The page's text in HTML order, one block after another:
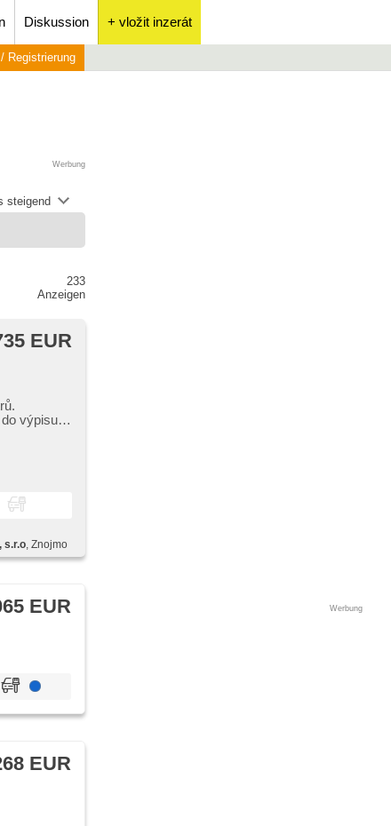
Diskussion + vložit inzerát
Registrierung
Werbung
steigend
233
Anzeigen
EUR
výpisu
s.r.o, Znojmo
EUR
EUR
Werbung